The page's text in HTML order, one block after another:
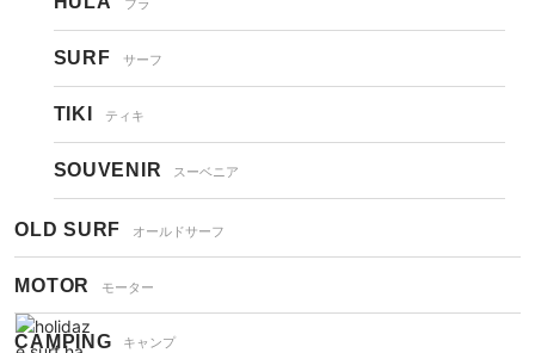
SURF サーフ
TIKI ティキ
SOUVENIR スーベニア
OLD SURF オールドサーフ
MOTOR モーター
CAMPING キャンプ